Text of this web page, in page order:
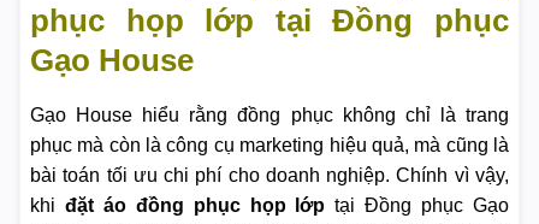
phục họp lớp tại Đồng phục
Gạo House
Gạo House hiểu rằng đồng phục không chỉ là trang
phục mà còn là công cụ marketing hiệu quả, mà cũng là
bài toán tối ưu chi phí cho doanh nghiệp. Chính vì vậy,
khi đặt áo đồng phục họp lớp tại Đồng phục Gạo